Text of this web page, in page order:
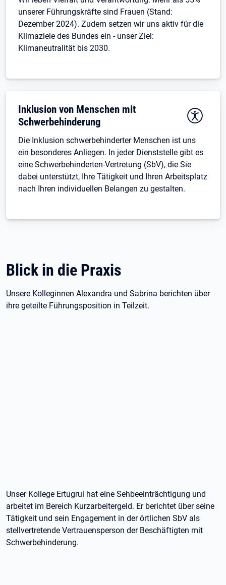
unserer Führungskräfte sind Frauen (Stand:
Dezember 2024). Zudem setzen wir uns aktiv für die
Klimaziele des Bundes ein - unser Ziel:
Klimaneutralität bis 2030.
Inklusion von Menschen mit
Schwerbehinderung
Die Inklusion schwerbehinderter Menschen ist uns
ein besonderes Anliegen. In jeder Dienststelle gibt es
eine Schwerbehinderten-Vertretung (SbV), die Sie
dabei unterstützt, Ihre Tätigkeit und Ihren Arbeitsplatz
nach Ihren individuellen Belangen zu gestalten.
Blick in die Praxis
Unsere Kolleginnen Alexandra und Sabrina berichten über
ihre geteilte Führungsposition in Teilzeit.
Unser Kollege Ertugrul hat eine Sehbeeinträchtigung und
arbeitet im Bereich Kurzarbeitergeld. Er berichtet über seine
Tätigkeit und sein Engagement in der örtlichen SbV als
stellvertretende Vertrauensperson der Beschäftigten mit
Schwerbehinderung.